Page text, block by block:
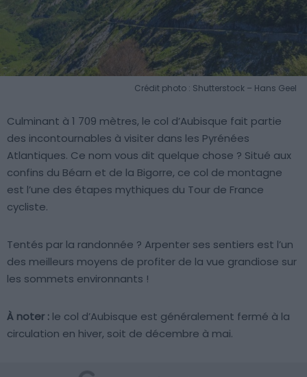
Crédit photo : Shutterstock – Hans Geel
Culminant à 1 709 mètres, le col d’Aubisque fait partie
des incontournables à visiter dans les Pyrénées
Atlantiques. Ce nom vous dit quelque chose ? Situé aux
confins du Béarn et de la Bigorre, ce col de montagne
est l’une des étapes mythiques du Tour de France
cycliste.
Tentés par la randonnée ? Arpenter ses sentiers est l’un
des meilleurs moyens de profiter de la vue grandiose sur
les sommets environnants !
À noter : le col d’Aubisque est généralement fermé à la
circulation en hiver, soit de décembre à mai.